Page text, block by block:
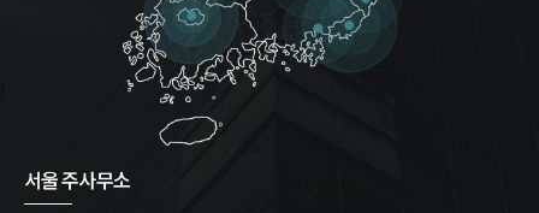
서울 주사무소